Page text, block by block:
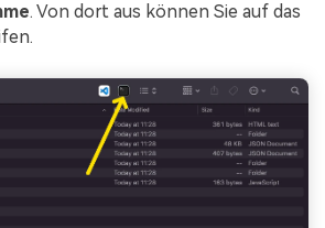
. Von dort aus können Sie auf das